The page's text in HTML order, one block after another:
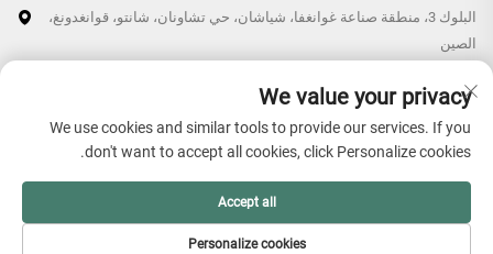
البلوك 3، منطقة صناعة غوانغفا، شياشان، حي تشاونان، شانتو، قوانغدونغ،
الصين
حقوق الطبع والنشر © 2026 شركة قوانغدونغ هولون للتقنية البلاستيكية
المحدودة. جميع الحقوق محفوظة. -
We value your privacy
We use cookies and similar tools to provide our services. If you
don't want to accept all cookies, click Personalize cookies.
Personalize cookies
Accept all